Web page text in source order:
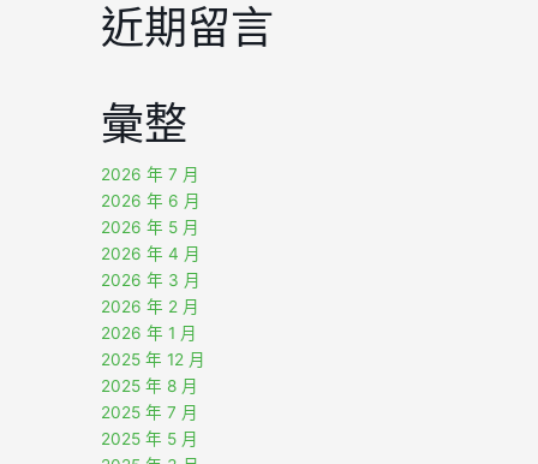
近期留言
彙整
2026 年 7 月
2026 年 6 月
2026 年 5 月
2026 年 4 月
2026 年 3 月
2026 年 2 月
2026 年 1 月
2025 年 12 月
2025 年 8 月
2025 年 7 月
2025 年 5 月